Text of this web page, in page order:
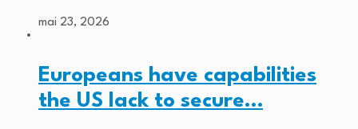
mai 23, 2026
Europeans have capabilities
the US lack to secure…